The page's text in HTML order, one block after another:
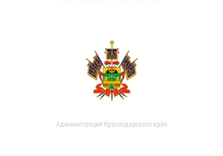
Администрация Краснодарского края